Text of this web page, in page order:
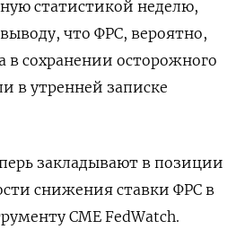
статистикой неделю,
что ФРС, вероятно,
в сохранении осторожного
в утренней записке
закладывают в позиции
снижения ставки ФРС в
CME FedWatch.